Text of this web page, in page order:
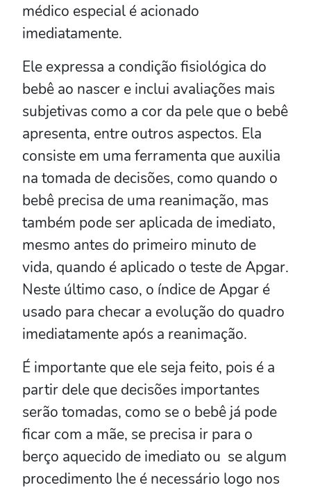
médico especial é acionado
imediatamente.
Ele expressa a condição fisiológica do
bebê ao nascer e inclui avaliações mais
subjetivas como a cor da pele que o bebê
apresenta, entre outros aspectos. Ela
consiste em uma ferramenta que auxilia
na tomada de decisões, como quando o
bebê precisa de uma reanimação, mas
também pode ser aplicada de imediato,
mesmo antes do primeiro minuto de
vida, quando é aplicado o teste de Apgar.
Neste último caso, o índice de Apgar é
usado para checar a evolução do quadro
imediatamente após a reanimação.
É importante que ele seja feito, pois é a
partir dele que decisões importantes
serão tomadas, como se o bebê já pode
ficar com a mãe, se precisa ir para o
berço aquecido de imediato ou se algum
procedimento lhe é necessário logo nos